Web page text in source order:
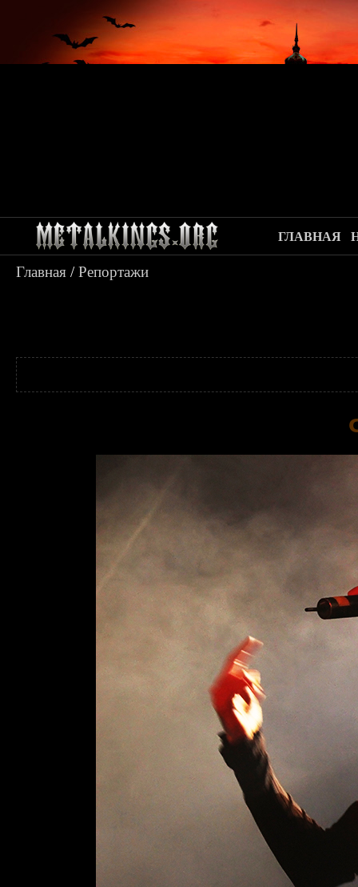
ГЛАВНАЯ
Главная /Репортажи